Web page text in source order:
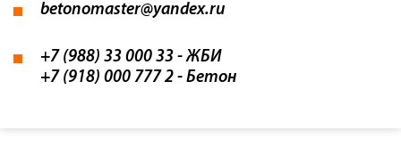
betonomaster@yandex.ru
+7 (988) 33 000 33 - ЖБИ
+7 (918) 000 777 2 - Бетон